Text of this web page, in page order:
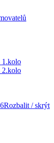
Rozbalit / skrýt